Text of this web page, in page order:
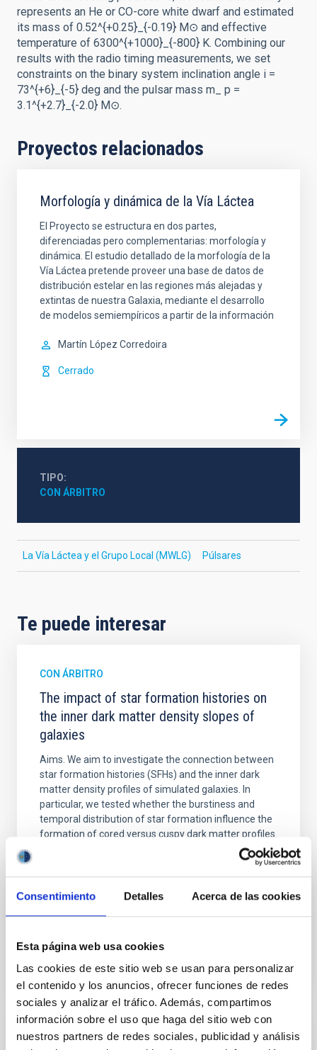
Consentimiento Detalles Acerca de las cookies
Esta página web usa cookies
Las cookies de este sitio web se usan para personalizar
el contenido y los anuncios, ofrecer funciones de redes
sociales y analizar el tráfico. Además, compartimos
información sobre el uso que haga del sitio web con
nuestros partners de redes sociales, publicidad y análisis
represents an He or CO-core white dwarf and estimated
its mass of 0.52^{+0.25}_{-0.19} M⊙ and effective
temperature of 6300^{+1000}_{-800} K. Combining our
results with the radio timing measurements, we set
constraints on the binary system inclination angle i =
73^{+6}_{-5} deg and the pulsar mass m_ p =
3.1^{+2.7}_{-2.0} M⊙.
Proyectos relacionados
Morfología y dinámica de la Vía Láctea
El Proyecto se estructura en dos partes,
diferenciadas pero complementarias: morfología y
dinámica. El estudio detallado de la morfología de la
Vía Láctea pretende proveer una base de datos de
distribución estelar en las regiones más alejadas y
extintas de nuestra Galaxia, mediante el desarrollo
de modelos semiempíricos a partir de la información
Martín López Corredoira
Cerrado
TIPO
CON ÁRBITRO
La Vía Láctea y el Grupo Local (MWLG) Púlsares
Te puede interesar
CON ÁRBITRO
The impact of star formation histories on
the inner dark matter density slopes of
galaxies
Aims. We aim to investigate the connection between
star formation histories (SFHs) and the inner dark
matter density profiles of simulated galaxies. In
particular, we tested whether the burstiness and
temporal distribution of star formation influence the
formation of cored versus cuspy dark matter profiles.
Sarrato-Alós, J. et al.
Fecha de publicación: 6 2026
BIBCODE 2026A&A...710A..95S
CON ÁRBITRO